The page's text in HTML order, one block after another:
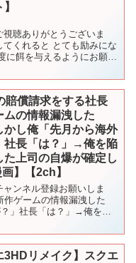
視聴ありがとうございま
くれると とても励みにな
餌を与えるようにお願い
賠償請求をする社長
ムの情報漏洩した
かし俺「先月から海外
社長「は？」→俺を陥
た上司の自爆が確定し
】【2ch】
ンネル登録お願いしま
ゲームの情報漏洩した
」社長「は？」→俺を陥
3HDリメイク】スクエ